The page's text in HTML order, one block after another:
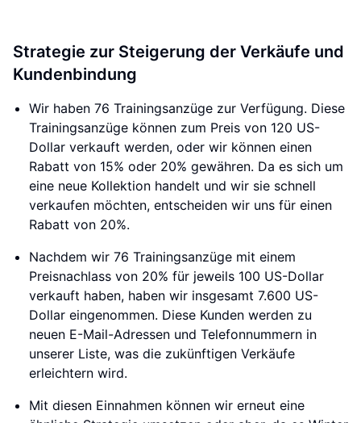
Strategie zur Steigerung der Verkäufe und
Kundenbindung
Wir haben 76 Trainingsanzüge zur Verfügung. Diese
Trainingsanzüge können zum Preis von 120 US-
Dollar verkauft werden, oder wir können einen
Rabatt von 15% oder 20% gewähren. Da es sich um
eine neue Kollektion handelt und wir sie schnell
verkaufen möchten, entscheiden wir uns für einen
Rabatt von 20%.
Nachdem wir 76 Trainingsanzüge mit einem
Preisnachlass von 20% für jeweils 100 US-Dollar
verkauft haben, haben wir insgesamt 7.600 US-
Dollar eingenommen. Diese Kunden werden zu
neuen E-Mail-Adressen und Telefonnummern in
unserer Liste, was die zukünftigen Verkäufe
erleichtern wird.
Mit diesen Einnahmen können wir erneut eine